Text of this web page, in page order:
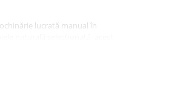
lucrată manual în
esențiale pe care
(talonul) și Cartea